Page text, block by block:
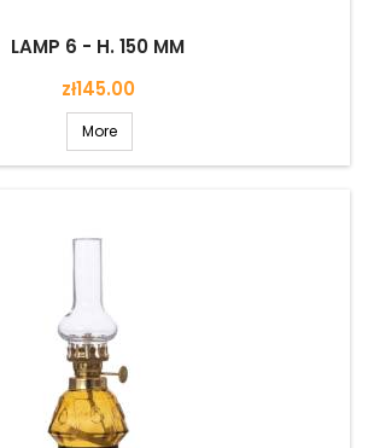
LAMP 6 - H. 150 MM
Price
zł145.00
More